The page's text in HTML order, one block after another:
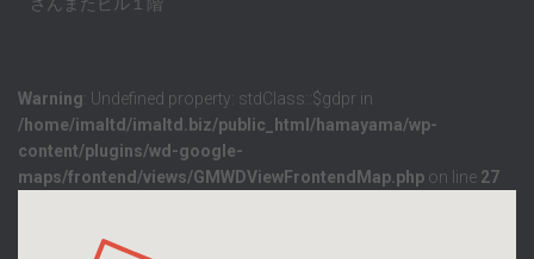
Warning: Undefined property: stdClass::$gdpr in
/home/imaltd/imaltd.biz/public_html/hamayama/wp-
content/plugins/wd-google-
maps/frontend/views/GMWDViewFrontendMap.php on line 27